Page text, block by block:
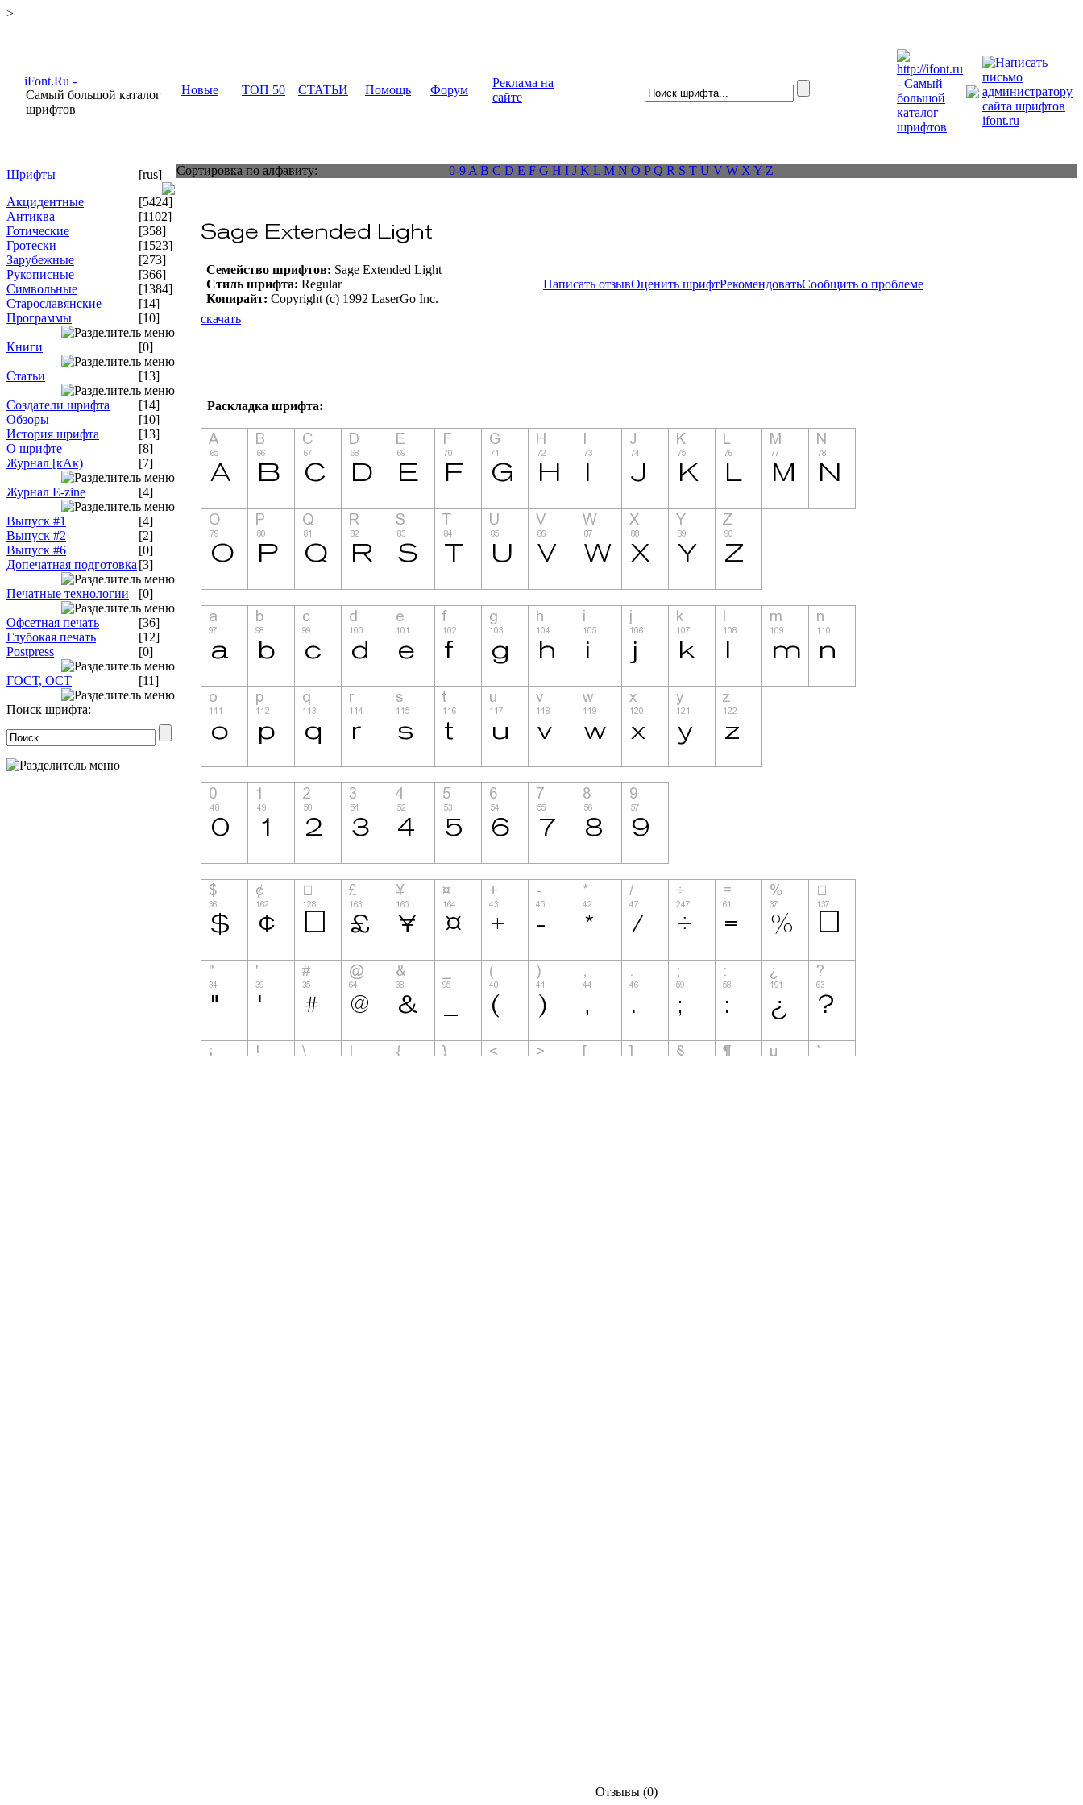
>
Самый большой каталог
шрифтов
Новые ТОП 50 СТАТЬИ Помощь Форум
Реклама на
сайте
Шрифты
[rus]
Акцидентные
[5424]
Антиква
[1102]
Готические
[358]
Гротески
[1523]
Зарубежные
[273]
Рукописные
[366]
Символьные
[1384]
Старославянские
[14]
Программы
[10]
Книги [0]
Статьи [13]
Создатели шрифта
[14]
Обзоры
[10]
История шрифта
[13]
О шрифте
[8]
Журнал [кАк)
[7]
Журнал E-zine [4]
Выпуск #1
[4]
Выпуск #2
[2]
Выпуск #6
[0]
Допечатная подготовка [3]
Печатные технологии [0]
Офсетная печать
[36]
Глубокая печать
[12]
Postpress
[0]
ГОСТ, ОСТ [11]
Поиск шрифта:
Сортировка по алфавиту: 0-9 A B C D E F G H I J K L M N O P Q R S T U V W X Y Z
Семейство шрифтов: Sage Extended Light
Стиль шрифта: Regular
Копирайт: Copyright (c) 1992 LaserGo Inc.
Написать отзывОценить шрифтРекомендоватьСообщить о проблеме
скачать
Раскладка шрифта:
Отзывы (0)